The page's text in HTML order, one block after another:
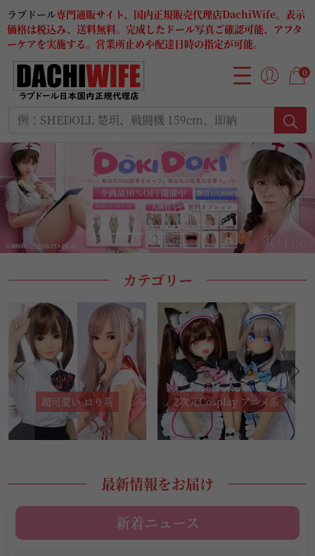
ラブドール専門通販サイト、国内正規販売代理店DachiWife。表示
価格は税込み、送料無料。完成したドール写真ご確認可能、アフタ
ーケアを実施する。営業所止めや配達日時の指定が可能。
0
カテゴリー
2次元Cosplay アニメ系 (30-60万円)高品質製品
最新情報をお届け
新着ニュース